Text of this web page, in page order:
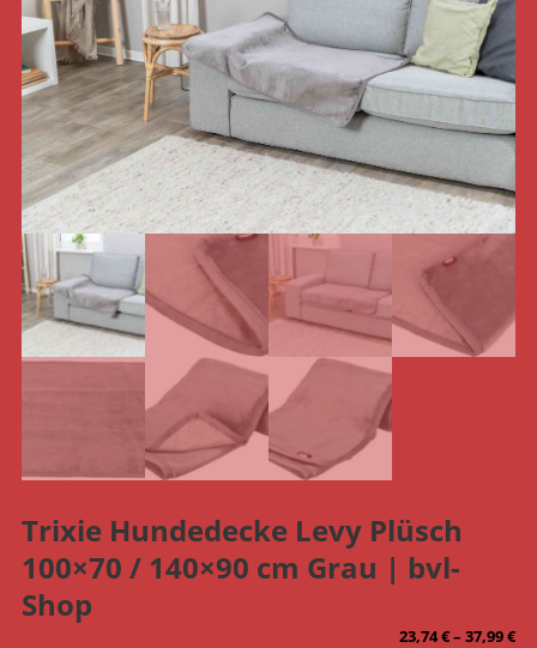
Trixie Hundedecke Levy Plüsch
100×70 / 140×90 cm Grau | bvl-
Shop
23,74€–37,99€